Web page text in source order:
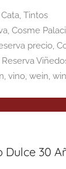
, Tintos
, Cosme
precio,
, vino, wein,
30